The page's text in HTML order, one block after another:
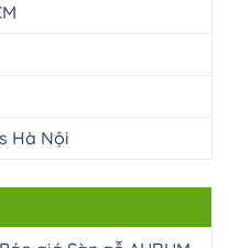
Hà Nội